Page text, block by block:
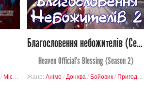
/ Містика /Пригоди
Благословення небожителів (Сезон 2)
Heaven Official's Blessing (Season 2)
Жанр: Аніме / Донхва / Бойовик/ Пригоди